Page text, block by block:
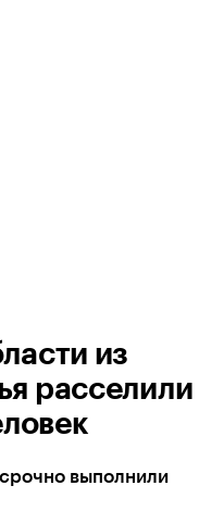
из
расселили
выполнили